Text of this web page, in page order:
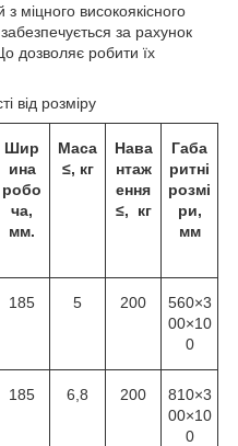
міцного високоякісного
за рахунок
дозволяє робити їх
від розміру
Шир
ина
робо
ча,
мм.
Маса
≤, кг
Нава
нтаж
ення
≤, кг
Габа
ритні
розмі
ри,
мм
185 5 200
560×3
00×10
0
185 6,8 200
810×3
00×10
0